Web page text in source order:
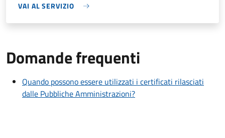
VAI AL SERVIZIO
Domande frequenti
Quando possono essere utilizzati i certificati rilasciati
dalle Pubbliche Amministrazioni?